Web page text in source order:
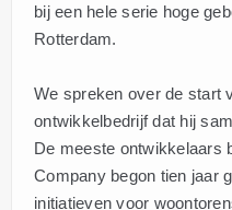
bij een hele serie hoge
Rotterdam.
We spreken over de start
ontwikkelbedrijf dat hij
De meeste ontwikkelaars
Company begon tien jaar
initiatieven voor